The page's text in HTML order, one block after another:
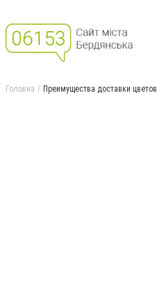
Головна Преимущества доставки цветов